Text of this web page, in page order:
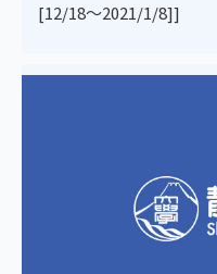
[12/18～2021/1/8]]